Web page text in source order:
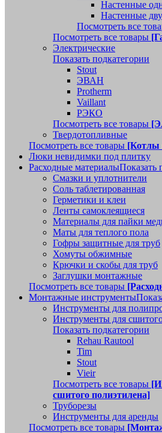
Настенные
Настенные
Посмотреть все
Посмотреть все товары
Электрические
Показать подкатегории
Stout
ЭВАН
Protherm
Vaillant
РЭКО
Посмотреть все товары
Твердотопливные
Посмотреть все товары [Котлы
Люки невидимки под плитку
Расходные материалыПоказать
Смазки и уплотнители
Соль таблетированная
Герметики и клеи
Ленты самоклеящиеся
Материалы для пайки
Маты для теплого пола
Гофры защитные для труб
Хомуты обжимные
Крючки и скобы для труб
Заглушки монтажные
Посмотреть все товары
Монтажные инструменты
Инструменты для
Инструменты для
Показать подкатегории
Rehau Rautool
Tim
Stout
Vieir
Посмотреть все товары
сшитого полиэтилена]
Труборезы
Инструменты для аренды
Посмотреть все товары